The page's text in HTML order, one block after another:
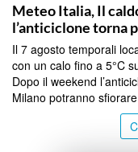
Meteo Italia, Il
l’anticiclone torna
Il 7 agosto temporali
con un calo fino a 5°C
Dopo il weekend
Milano potranno